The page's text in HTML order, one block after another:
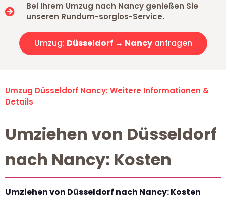
Bei Ihrem Umzug nach Nancy genießen Sie
unseren Rundum-sorglos-Service.
Umzug: Düsseldorf → Nancyanfragen
Umzug Düsseldorf Nancy: Weitere Informationen &
Details
Umziehen von Düsseldorf
nach Nancy: Kosten
Umziehen von Düsseldorf nach Nancy: Kosten